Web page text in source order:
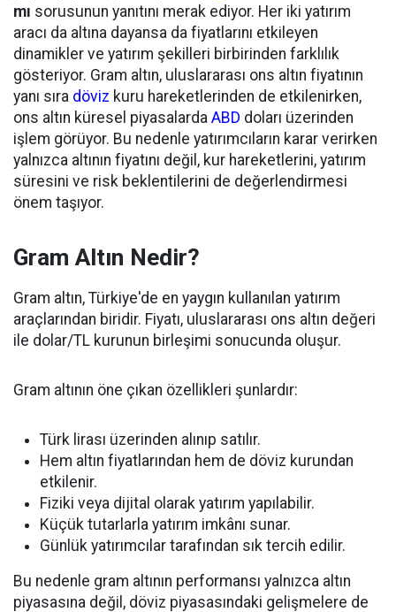
mı sorusunun yanıtını merak ediyor. Her iki yatırım
aracı da altına dayansa da fiyatlarını etkileyen
dinamikler ve yatırım şekilleri birbirinden farklılık
gösteriyor. Gram altın, uluslararası ons altın fiyatının
yanı sıra döviz kuru hareketlerinden de etkilenirken,
ons altın küresel piyasalarda ABD doları üzerinden
işlem görüyor. Bu nedenle yatırımcıların karar verirken
yalnızca altının fiyatını değil, kur hareketlerini, yatırım
süresini ve risk beklentilerini de değerlendirmesi
önem taşıyor.
Gram Altın Nedir?
Gram altın, Türkiye'de en yaygın kullanılan yatırım
araçlarından biridir. Fiyatı, uluslararası ons altın değeri
ile dolar/TL kurunun birleşimi sonucunda oluşur.
Gram altının öne çıkan özellikleri şunlardır:
Türk lirası üzerinden alınıp satılır.
Hem altın fiyatlarından hem de döviz kurundan
etkilenir.
Fiziki veya dijital olarak yatırım yapılabilir.
Küçük tutarlarla yatırım imkânı sunar.
Günlük yatırımcılar tarafından sık tercih edilir.
Bu nedenle gram altının performansı yalnızca altın
piyasasına değil, döviz piyasasındaki gelişmelere de